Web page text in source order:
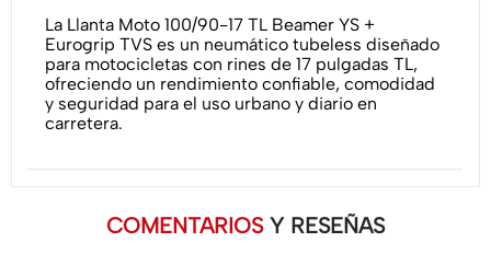
La Llanta Moto 100/90-17 TL Beamer YS +
Eurogrip TVS es un neumático tubeless diseñado
para motocicletas con rines de 17 pulgadas TL,
ofreciendo un rendimiento confiable, comodidad
y seguridad para el uso urbano y diario en
carretera.
COMENTARIOS Y RESEÑAS